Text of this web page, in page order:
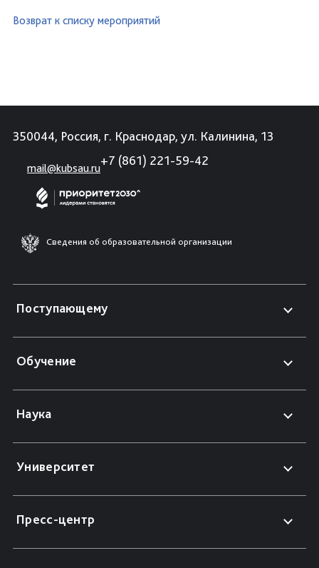
Возврат к списку мероприятий
350044, Россия, г. Краснодар, ул. Калинина, 13
mail@kubsau.ru
+7 (861) 221-59-42
Сведения об образовательной организации
Поступающему
Обучение
Наука
Университет
Пресс-центр